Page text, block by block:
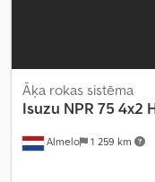
Almelo 1 259 km
Āķa rokas sistēma
Isuzu NPR 75